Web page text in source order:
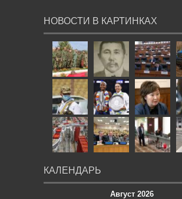
НОВОСТИ В КАРТИНКАХ
КАЛЕНДАРЬ
Август 2026